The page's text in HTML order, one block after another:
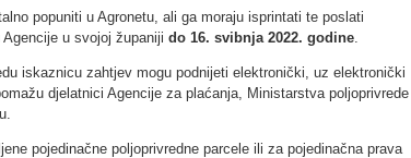
popuniti u Agronetu, ali ga moraju isprintati te poslati
u svojoj županiji do 16. svibnja 2022. godine.
iskaznicu zahtjev mogu podnijeti elektronički, uz elektronički
djelatnici Agencije za plaćanja, Ministarstva poljoprivrede
pojedinačne poljoprivredne parcele ili za pojedinačna prava